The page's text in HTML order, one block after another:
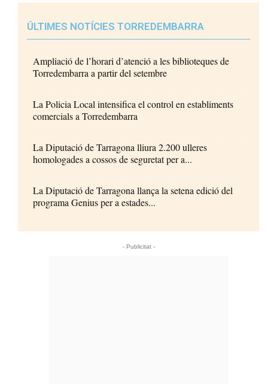
ÚLTIMES NOTÍCIES TORREDEMBARRA
Ampliació de l’horari d’atenció a les biblioteques de
Torredembarra a partir del setembre
La Policia Local intensifica el control en establiments
comercials a Torredembarra
La Diputació de Tarragona lliura 2.200 ulleres
homologades a cossos de seguretat per a...
La Diputació de Tarragona llança la setena edició del
programa Genius per a estades...
- Publicitat -